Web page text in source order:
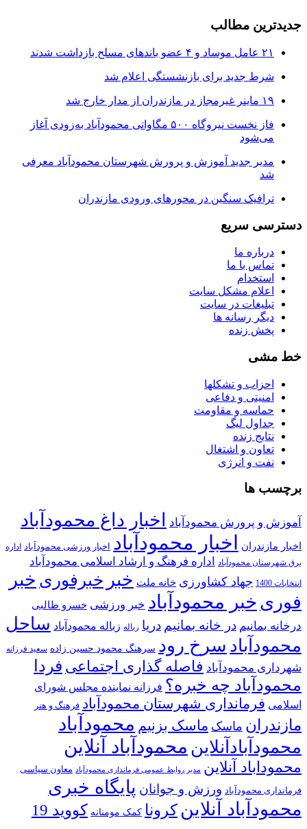
جدیدترین مطالب
۲۱ عامل موساد و ۴ عضو باند‌های مسلح بازداشت شدند
شرط جدید برای بازنشستگی اعلام شد
۱۹ ماینر غیرمجاز در مازندران از مدار خارج شد
فاز نخست نیروگاه ۵۰۰ مگاواتی محمودآباد به‌زودی آغاز
می‌شود
مدیر جدید آموزش و پرورش شهرستان محمودآباد معرفی
شد
ترافیک سنگین در محور‌های ورودی مازندران
دسترسی سریع
درباره ما
تماس با ما
استخدام
اعلام مشکل سایت
تبلیغات در سایت
ديگر رسانه ها
پخش زنده
خط مشی
احزاب و تشکلها
امنیتی و دفاعی
حماسه و مقاومت
جداول لیگ
نتایج زنده
تعاون و اشتغال
نفت و انرژی
برچسب ها
آموزش و پرورش محمودآباد اخبار داغ محمودآباد
اخبار مازندران اخبار محمودآباد اخبار ورزشی محمودآباد اداره
برق شهرستان محمودآباد
اداره فرهنگ و ارشاد اسلامی محمودآباد
انتخابات 1400 جهاد کشاورزی خانه ملت خبر خبرفوری خبر
فوری خبر محمودآباد خبر ورزشی خسرو طالبی
درخانه بمانیم در خانه بمانیم دریا زباله زباله محمودآباد ساحل
محمودآباد سرخ رود سرهنگ محمود حسین زاده سعید فرزانه
شهرداری محمودآباد فاصله گذاری اجتماعی فردا
محمودآباد چه خبره؟ فرزانه نماینده مجلس شورای
اسلامی فرمانداری شهرستان محمودآباد فرهنگ و هنر
مازندران ماسک ماسک بزنیم محمودآباد
محمودآبادآنلاین محمودآباد آنلاین
محموداباد آنلاین مدیر روابط عمومی فرمانداری محمودآباد معاون سیاسی
فرمانداری محمودآباد ورزش و جوانان پایگاه خبری
محمودآباد آنلاین کرونا کمک مومنانه کووید 19